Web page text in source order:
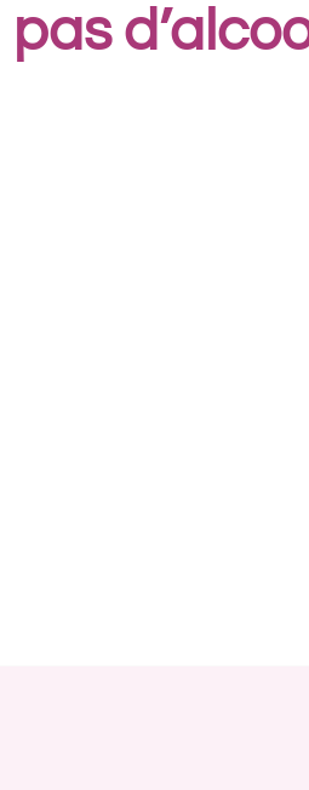
pas